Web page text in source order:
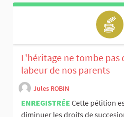
L'héritage ne tombe pas
labeur de nos parents
Jules ROBIN
ENREGISTRÉE Cette pétition
diminuer les droits de